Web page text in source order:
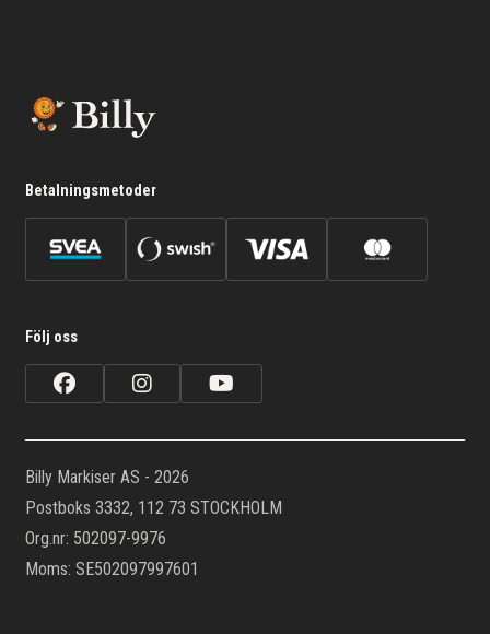
Betalningsmetoder
Följ oss
Billy Markiser AS - 2026
Postboks 3332, 112 73 STOCKHOLM
Org.nr: 502097-9976
Moms: SE502097997601